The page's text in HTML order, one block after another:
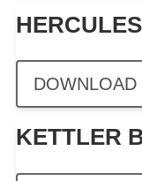
DOWNLOAD
KETTLER